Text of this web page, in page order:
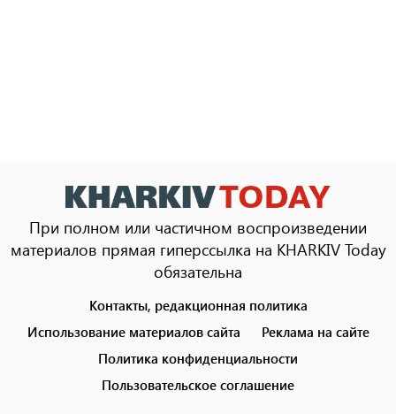
При полном или частичном воспроизведении
материалов прямая гиперссылка на KHARKIV Today
обязательна
menu
Контакты, редакционная политика
Использование материалов сайта
Реклама на сайте
Политика конфиденциальности
Пользовательское соглашение